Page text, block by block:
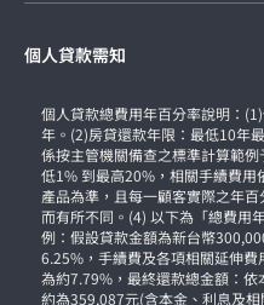
個人貸款需知
個人貸款總費用年百分率說明：
年。(2)房貸還款年限：最低10年
係按主管機關備查之標準計算範
低1% 到最高20%，相關手續費用
產品為準，且每一顧客實際之年
而有所不同。(4) 以下為「總費用
例：假設貸款金額為新台幣
6.25%，手續費及各項相關延伸
為約7.79%，最終還款總金額：
約為359,087元(含本金、利息及